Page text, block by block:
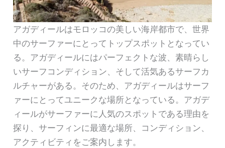
アガディールはモロッコの美しい海岸都市で、世界
中のサーファーにとってトップスポットとなってい
る。アガディールにはパーフェクトな波、素晴らし
いサーフコンディション、そして活気あるサーフカ
ルチャーがある。そのため、アガディールはサーフ
ァーにとってユニークな場所となっている。アガデ
ィールがサーファーに人気のスポットである理由を
探り、サーフィンに最適な場所、コンディション、
アクティビティをご案内します。